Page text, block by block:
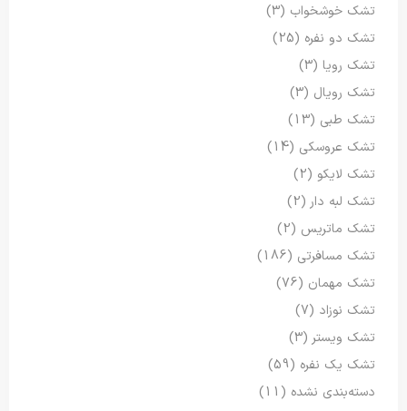
تشک خوشخواب (3)
تشک دو نفره (25)
تشک رویا (3)
تشک رویال (3)
تشک طبی (13)
تشک عروسکی (14)
تشک لایکو (2)
تشک لبه دار (2)
تشک ماتریس (2)
تشک مسافرتی (186)
تشک مهمان (76)
تشک نوزاد (7)
تشک ویستر (3)
تشک یک نفره (59)
دسته‌بندی نشده (11)